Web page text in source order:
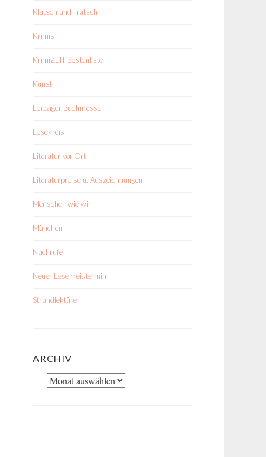
Klatsch und Tratsch
Krimis
KrimiZEIT-Bestenliste
Kunst
Leipziger Buchmesse
Lesekreis
Literatur vor Ort
Literaturpreise u. Auszeichnungen
Menschen wie wir
München
Nachrufe
Neuer Lesekreistermin
Strandlektüre
ARCHIV
Archiv